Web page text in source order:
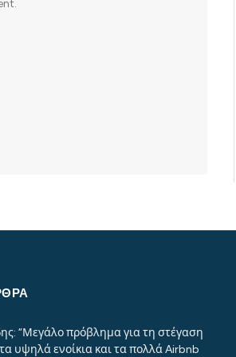
“Μεγάλο πρόβλημα για τη στέγαση
υψηλά ενοίκια και τα πολλά Airbnb